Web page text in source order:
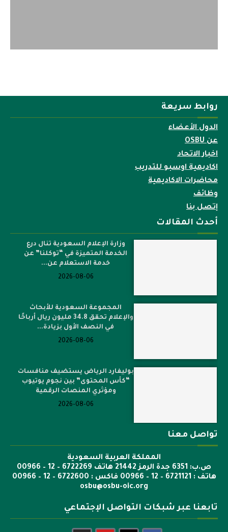
روابط سريعة
الدول الأعضاء
عن OSBU
اخبار الاتحاد
اكاديمية اوسبو للتدريب
محاضرات الاكاديمية
وظائف
إتصل بنا
أحدث المقالات
وزارة الإعلام السعودية تنال درع
الخدمة المتميزة في “توكلنا” عن
خدمة الاستعلام عن...
2026-08-06
المجموعة السعودية للأبحاث
والإعلام تحقق 34.8 مليون ريال أرباحًا
في النصف الأول بزيادة...
2026-08-06
بوليفارد الرياض يستضيف منافسات
“كأس المحتوى” بين نجوم يوتيوب
ومؤثري المنصات الرقمية
2026-08-06
تواصل معنا
المملكة العربية السعودية
ص.ب: 6351 جدة الرمز 21442 هاتف 6722269 – 12 – 00966
هاتف : 6721121 – 12 – 00966 فاكس : 6722600 – 12 – 00966
osbu@osbu-oic.org
تابعنا عبر شبكات التواصل الإجتماعي